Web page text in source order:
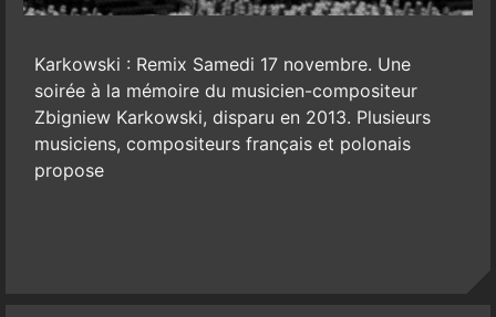
Karkowski : Remix Samedi 17 novembre. Une
soirée à la mémoire du musicien-compositeur
Zbigniew Karkowski, disparu en 2013. Plusieurs
musiciens, compositeurs français et polonais
propose